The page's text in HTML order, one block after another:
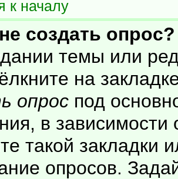
к началу
создать опрос?
темы или
на
опрос под
в зависимости
такой
опросов.